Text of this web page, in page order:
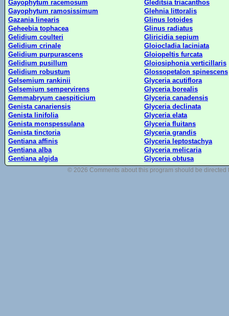
Gayophytum racemosum
Gleditsia triacanthos
Gayophytum ramosissimum
Glehnia littoralis
Gazania linearis
Glinus lotoides
Geheebia tophacea
Glinus radiatus
Gelidium coulteri
Gliricidia sepium
Gelidium crinale
Gloiocladia laciniata
Gelidium purpurascens
Gloiopeltis furcata
Gelidium pusillum
Gloiosiphonia verticillaris
Gelidium robustum
Glossopetalon spinescens
Gelsemium rankinii
Glyceria acutiflora
Gelsemium sempervirens
Glyceria borealis
Gemmabryum caespiticium
Glyceria canadensis
Genista canariensis
Glyceria declinata
Genista linifolia
Glyceria elata
Genista monspessulana
Glyceria fluitans
Genista tinctoria
Glyceria grandis
Gentiana affinis
Glyceria leptostachya
Gentiana alba
Glyceria melicaria
Gentiana algida
Glyceria obtusa
© 2026 Comments about this program should be